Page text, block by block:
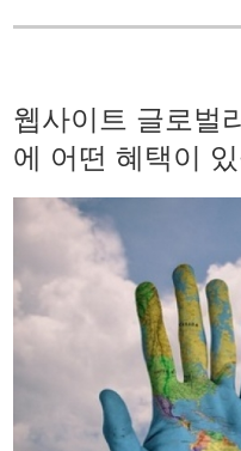
웹사이트 글로벌
에 어떤 혜택이